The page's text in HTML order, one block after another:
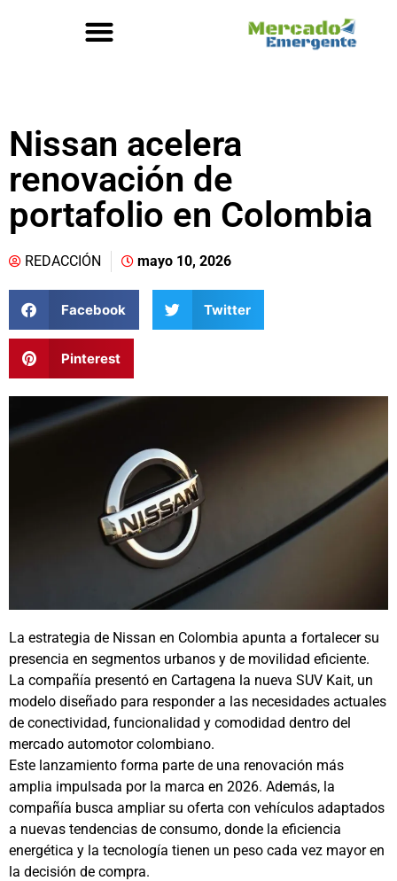
Nissan acelera
renovación de
portafolio en Colombia
REDACCIÓN mayo 10, 2026
Facebook Twitter
Pinterest
La estrategia de Nissan en Colombia apunta a fortalecer su
presencia en segmentos urbanos y de movilidad eficiente.
La compañía presentó en Cartagena la nueva SUV Kait, un
modelo diseñado para responder a las necesidades actuales
de conectividad, funcionalidad y comodidad dentro del
mercado automotor colombiano.
Este lanzamiento forma parte de una renovación más
amplia impulsada por la marca en 2026. Además, la
compañía busca ampliar su oferta con vehículos adaptados
a nuevas tendencias de consumo, donde la eficiencia
energética y la tecnología tienen un peso cada vez mayor en
la decisión de compra.